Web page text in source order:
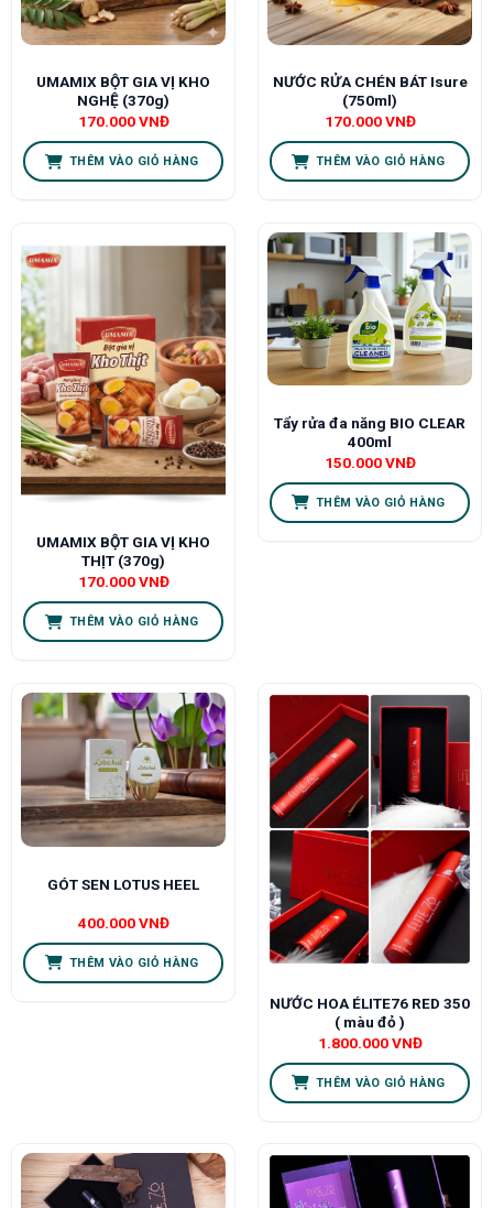
UMAMIX BỘT GIA VỊ KHO
NGHỆ (370g)
170.000VNĐ
THÊM VÀO GIỎ HÀNG
NƯỚC RỬA CHÉN BÁT Isure
(750ml)
170.000VNĐ
THÊM VÀO GIỎ HÀNG
UMAMIX BỘT GIA VỊ KHO
THỊT (370g)
170.000VNĐ
THÊM VÀO GIỎ HÀNG
Tẩy rửa đa năng BIO CLEAR
400ml
150.000VNĐ
THÊM VÀO GIỎ HÀNG
GÓT SEN LOTUS HEEL
400.000VNĐ
THÊM VÀO GIỎ HÀNG
NƯỚC HOA ÉLITE76 RED 350
( màu đỏ )
1.800.000VNĐ
THÊM VÀO GIỎ HÀNG